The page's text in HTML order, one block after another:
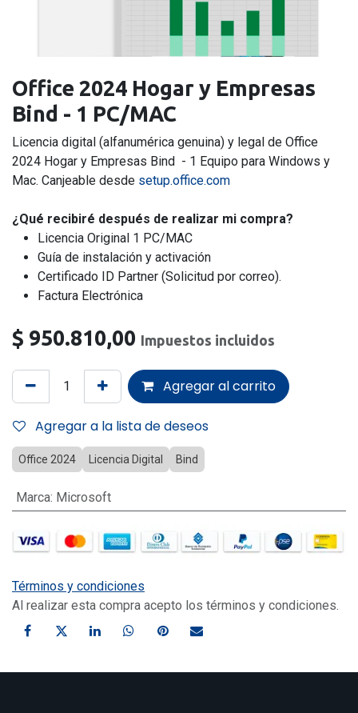
Office 2024 Hogar y Empresas
Bind - 1 PC/MAC
Licencia digital (alfanumérica genuina) y legal de Office
2024 Hogar y Empresas Bind - 1 Equipo para Windows y
Mac. Canjeable desde setup.office.com
¿Qué recibiré después de realizar mi compra?
Licencia Original 1 PC/MAC
Guía de instalación y activación
Certificado ID Partner (Solicitud por correo).
Factura Electrónica
$ 950.810,00 Impuestos incluidos
Agregar al carrito
Agregar a la lista de deseos
Office 2024 Licencia Digital Bind
Marca: Microsoft
Términos y condiciones
Al realizar esta compra acepto los términos y condiciones.